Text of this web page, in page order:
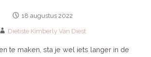
18 augustus 2022
Dietiste Kimberly Van Diest
te maken, sta je wel iets langer in de